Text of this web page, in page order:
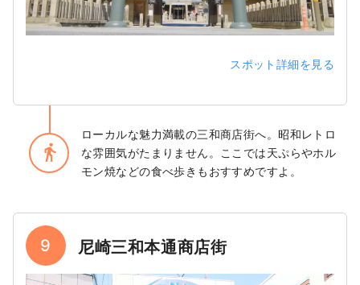
スポット詳細を見る
directions_walk
ローカルな魅力満載の三和商店街へ。昭和レトロ
な雰囲気がたまりません。ここでは天ぷらやホル
モン焼などの食べ歩きもおすすめですよ。
9 尼崎三和本通商店街